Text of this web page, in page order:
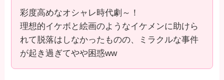
彩度高めなオシャレ時代劇～！
理想的イケボと絵画のようなイケメンに助けら
れて脱落はしなかったものの、ミラクルな事件
が起き過ぎてやや困惑ww